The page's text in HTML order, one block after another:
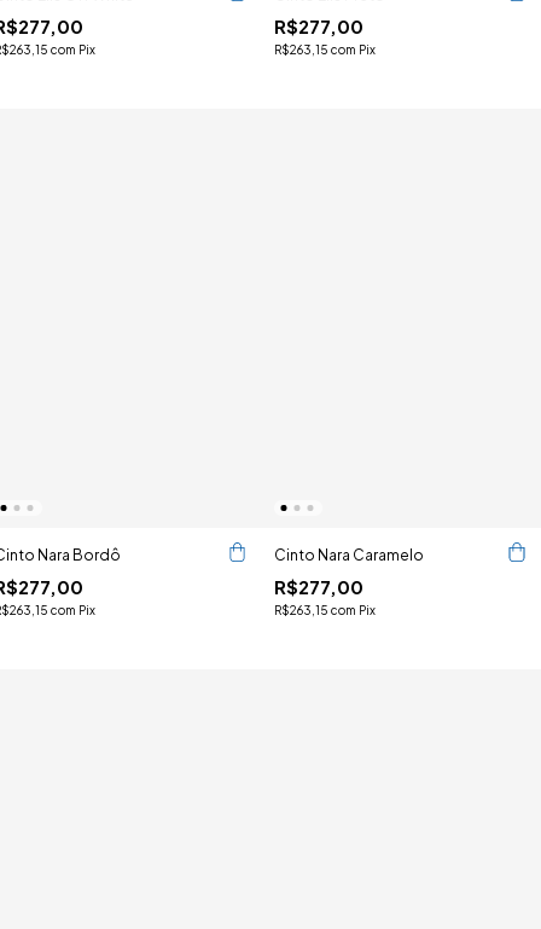
com Pix
R$277,00
R$263,15 com Pix
Nara Bordô
com Pix
Cinto Nara Caramelo
R$277,00
R$263,15 com Pix